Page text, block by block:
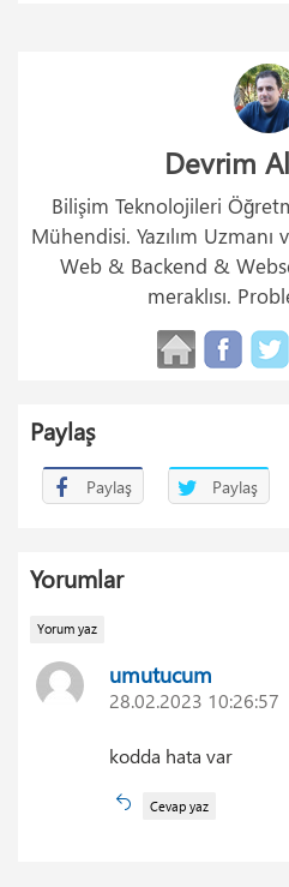
Devrim
Bilişim Teknolojileri
Mühendisi. Yazılım Uzmanı
Web & Backend &
meraklısı.
Paylaş
Paylaş Paylaş
Yorumlar
Yorum yaz
umutucum
28.02.2023 10:26:57
kodda hata var
Cevap yaz